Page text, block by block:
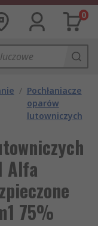
0
/ Pochłaniacze
oparów
lutowniczych
Alfa
75%